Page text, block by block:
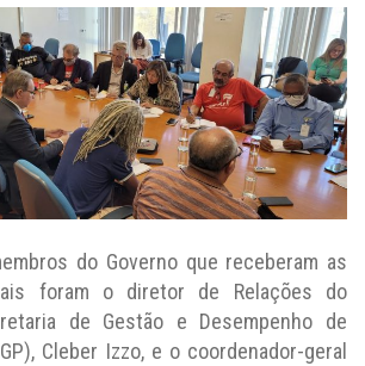
do Governo que receberam as
foram o diretor de Relações do
de Gestão e Desempenho de
Cleber Izzo, e o coordenador-geral